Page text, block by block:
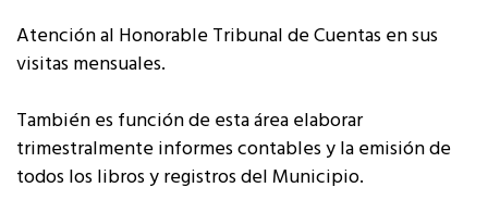
Atención al Honorable Tribunal de Cuentas en sus
visitas mensuales.
También es función de esta área elaborar
trimestralmente informes contables y la emisión de
todos los libros y registros del Municipio.